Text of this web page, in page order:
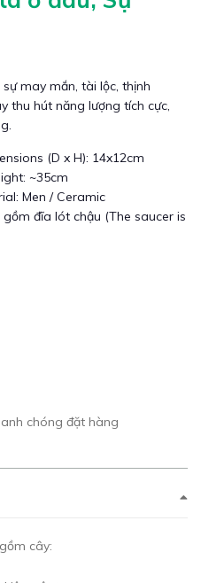
may mắn, tài lộc, thịnh
thu hút năng lượng tích cực,
(D x H): 14x12cm
~35cm
Men / Ceramic
đĩa lót chậu (The saucer is
chóng đặt hàng
cây: